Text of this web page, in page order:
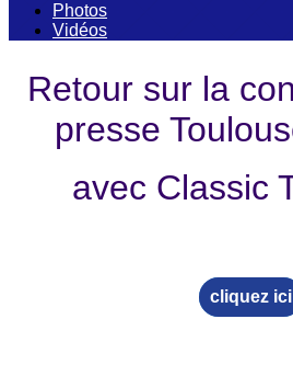
Photos
Vidéos
Retour sur la
presse
avec Classic
cliquez ici